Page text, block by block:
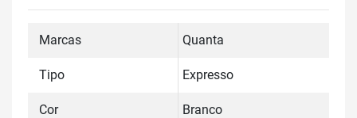
Marcas Quanta
Tipo Expresso
Cor Branco